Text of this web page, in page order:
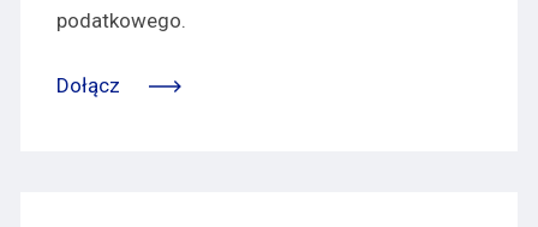
podatkowego.
Dołącz